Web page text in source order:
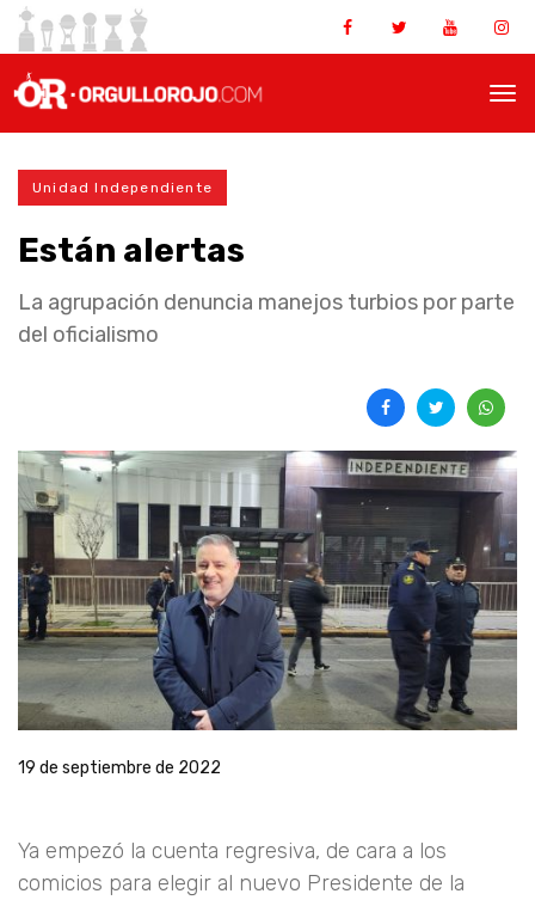
Unidad Independiente
Están alertas
La agrupación denuncia manejos turbios por parte
del oficialismo
19 de septiembre de 2022
Ya empezó la cuenta regresiva, de cara a los
comicios para elegir al nuevo Presidente de la